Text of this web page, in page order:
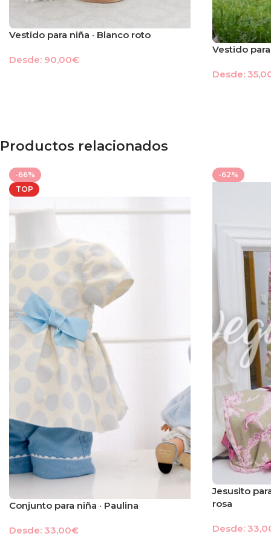
Vestido para niña · Blanco roto
Desde: 90,00€
Vestido
Desde:
Productos relacionados
-66%
TOP
Conjunto para niña · Paulina
Desde: 33,00€
-62%
Jesusito
rosa
Desde: